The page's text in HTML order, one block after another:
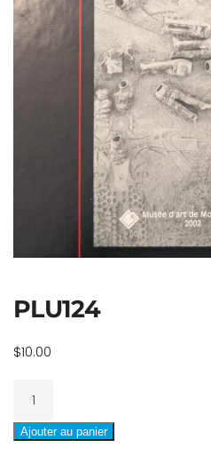
PLU124
$10.00
PLU124
Ajouter au panier